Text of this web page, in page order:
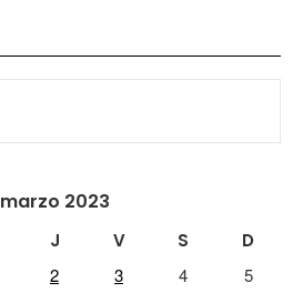
marzo 2023
J V S
D
2 3 4
5